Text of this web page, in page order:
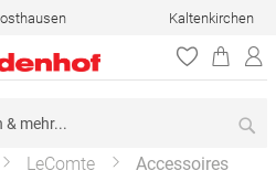
Kaltenkirchen
LeComte Accessoires